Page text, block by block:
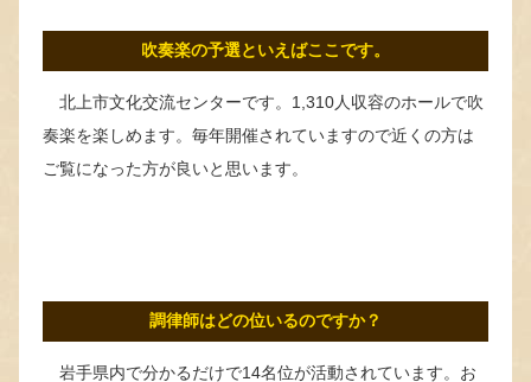
吹奏楽の予選といえばここです。
北上市文化交流センターです。1,310人収容のホールで吹
奏楽を楽しめます。毎年開催されていますので近くの方は
ご覧になった方が良いと思います。
調律師はどの位いるのですか？
岩手県内で分かるだけで14名位が活動されています。お